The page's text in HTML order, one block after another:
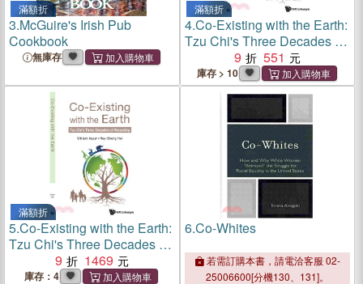
滿額折
3.McGuire's Irish Pub
Cookbook
無庫存
滿額折
4.Co-Existing with the Earth:
Tzu Chi's Three Decades of
Recycling
9 551
庫存 > 10
滿額折
5.Co-Existing with the Earth:
Tzu Chi's Three Decades of
Recycling
9 1469
庫存：4
6.Co-Whites
若需訂購本書，請電洽客服 02-
25006600[分機130、131]。